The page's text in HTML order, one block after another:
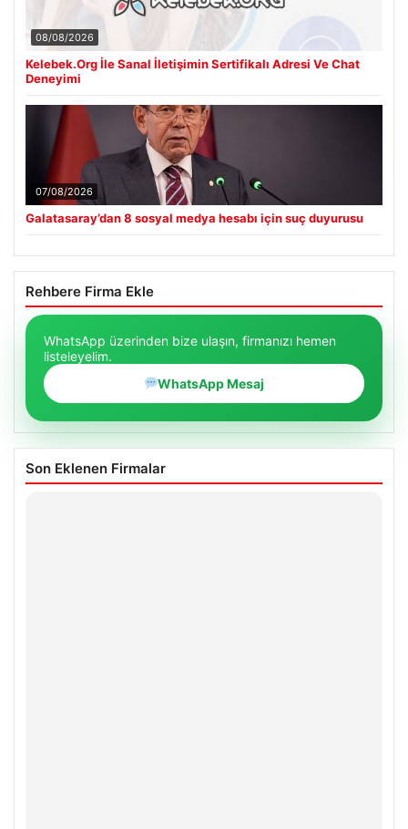
08/08/2026
Kelebek.Org İle Sanal İletişimin Sertifikalı Adresi Ve Chat
Deneyimi
07/08/2026
Galatasaray’dan 8 sosyal medya hesabı için suç duyurusu
Rehbere Firma Ekle
WhatsApp üzerinden bize ulaşın, firmanızı hemen
listeleyelim.
WhatsApp Mesaj
Son Eklenen Firmalar